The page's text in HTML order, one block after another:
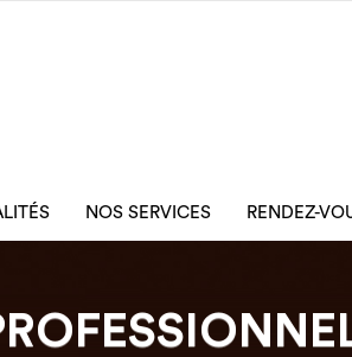
NOS SERVICES RENDEZ-